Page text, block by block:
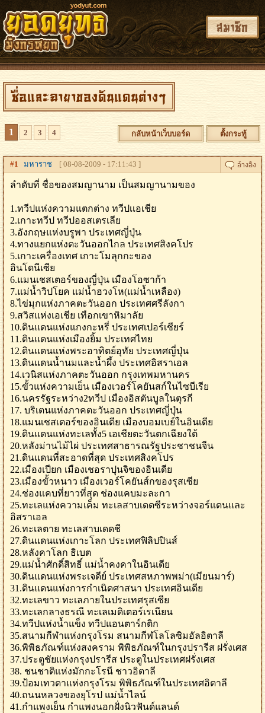
สมาชิก
ชื่อและฉายาของดินแดนต่างๆ
1 2 3 4 กลับหน้าเว็บบอร์ด ตั้งกระทู้
#1 มหาราช [ 08-08-2009 - 17:11:43 ]
ลำดับที่ ชื่อของสมญานาม เป็นสมญานามของ
1.ทวีปแห่งความแตกต่าง ทวีปเเอเชีย
2.เกาะทวีป ทวีปออสเตรเลีย
3.อังกฤษแห่งบรูพา ประเทศญี่ปุ่น
4.ทางแยกแห่งตะวันออกไกล ประเทศสิงคโปร
5.เกาะเครื่องเทศ เกาะโมลุกกะของ
อินโดนีเซีย
6.แมนเชสเตอร์ของญี่ปุ่น เมืองโอซาก้า
7.แม่น้ำวิปโยค แม่น้ำฮวงโห(แม่น้ำเหลือง)
8.ไข่มุกแห่งภาคตะวันออก ประเทศศรีลังกา
9.สวิสแห่งเอเชีย เทือกเขาหิมาลัย
10.ดินแดนแห่งแกงกะหรี่ ประเทศเปอร์เชียร์
11.ดินแดนแห่งเมืองยิ้ม ประเทศไทย
12.ดินแดนแห่งพระอาทิตย์อุทัย ประเทศญี่ปุ่น
13.ดินแดนน้ำนมและน้ำผึ้ง ประเทศอิสราเอล
14.เวนิสแห่งภาคตะวันออก กรุงเทพมหานคร
15.ขั้วแห่งความเย็น เมืองเวอร์โคยันสก์ในไซบีเรีย
16.นครรัฐระหว่าง2ทวีป เมืองอิสตันบูลในตุรกี
17. บริเตนแห่งภาคตะวันออก ประเทศญี่ปุ่น
18.แมนเชสเตอร์ของอินเดีย เมืองบอมเบย์ในอินเดีย
19.ดินแดนแห่งทะเลทั้ง5 เอเชียตะวันตกเฉียงใต้
20.หลังม่านไม้ไผ่ ประเทศสาธารณรัฐประชาชนจีน
21.ดินแดนที่สะอาดที่สุด ประเทศสิงคโปร
22.เมืองเปียก เมืองเชอราปุนจิของอินเดีย
23.เมืองขั้วหนาว เมืองเวอร์โคยันส์กของรุสเซีย
24.ช่องแคบที่ยาวที่สุด ช่องแคบมะละกา
25.ทะเลแห่งความเค็ม ทะเลสาบเดดซีระหว่างจอร์แดนและ
อิสราเอล
26.ทะเลตาย ทะเลสาบเดดชี
27.ดินแดนแห่งเกาะโลก ประเทศฟิลิปปินส์
28.หลังคาโลก ธิเบต
29.แม่น้ำศักดิ์สิทธิ์ แม่น้ำคงคาในอินเดีย
30.ดินแดนแห่งพระเจดีย์ ประเทศสหภาพพม่า(เมียนมาร์)
31.ดินแดนแห่งการกำเนิดศาสนา ประเทศอินเดีย
32.ทะเลขาว ทะเลภายในประเทศรุสเซีย
33.ทะเลกลางธรณี ทะเลเมดิเตอร์เรเนียน
34.ทวีปแห่งน้ำแข็ง ทวีปแอนตาร์กติก
35.สนามกีฬาแห่งกรุงโรม สนามกีฬโลโลซิมอัลอิตาลี
36.พิพิธภัณฑ์แห่งสงคราม พิพิธภัณฑ์ในกรุงปรารีส ฝรั่งเศส
37.ประตูชัยแห่งกรุงปรารีส ประตูในประเทศฝรั่งเศส
38. ชนชาติแห่งมักกะโรนี ชาวอิตาลี
39.ป้อมเทวดาแห่งกรุงโรม พิพิธภัณฑ์ในประเทศอิตาลี
40.ถนนหลวงของยุโรป แม่น้ำไลน์
41.กำแพงเย็น กำแพงนอกฝั่งนิวฟันด์แลนด์